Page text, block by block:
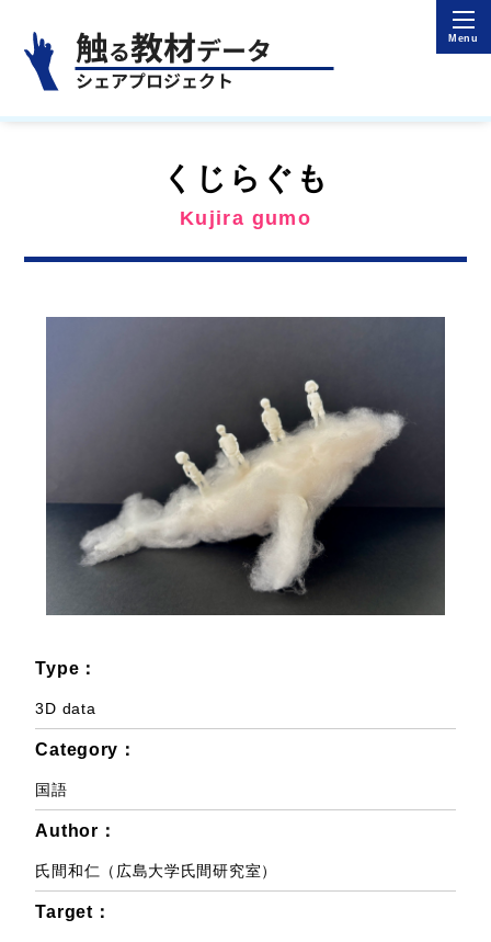
くじらぐも
Kujira gumo
Type：
3D data
Category：
国語
Author：
氏間和仁（広島大学氏間研究室）
Target：